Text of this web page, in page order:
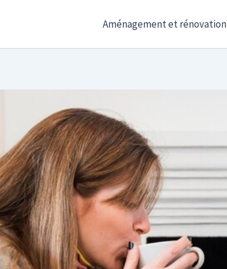
Aménagement et rénovation